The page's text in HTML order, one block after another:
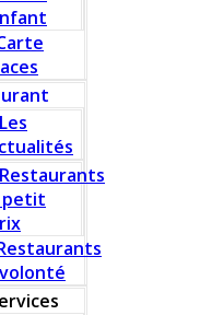
Les
Restaurants
petit